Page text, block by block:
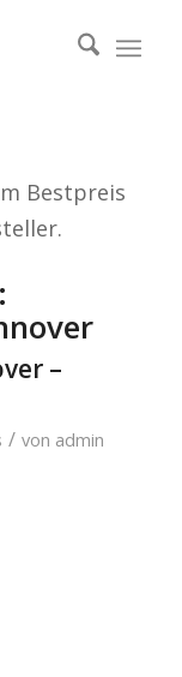
Bestpreis
–
/ von admin